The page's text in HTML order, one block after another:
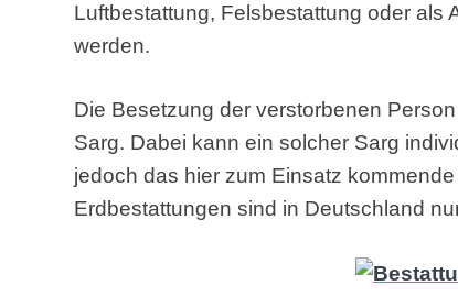
Luftbestattung, Felsbestattung oder als
werden.
Die Besetzung der verstorbenen
Sarg. Dabei kann ein solcher Sarg
jedoch das hier zum Einsatz
Erdbestattungen sind in Deutschland